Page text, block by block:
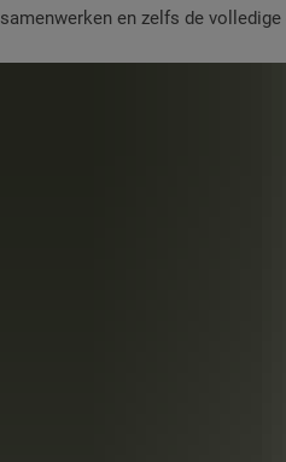
samenwerken en zelfs de